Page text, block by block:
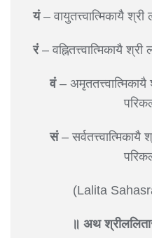
यं– वायुतत्त्वात्मिकायै
रं– वह्नितत्त्वात्मिकायै
वं–
सं– सर्वतत्त्वात्मिकायै
(Lalita
॥ अथ